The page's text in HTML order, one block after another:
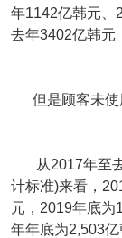
年1142亿韩元、
去年3402亿韩元
但是顾客未使
从2017年至去
计标准)来看，
元，2019年底为
年年底为2,503亿